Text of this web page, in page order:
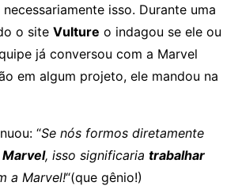
isso. Durante uma
o site Vulture o indagou se ele ou
já conversou com a Marvel
em algum projeto, ele mandou na
“Se nós formos diretamente
, isso significaria trabalhar
a Marvel!“(que gênio!)